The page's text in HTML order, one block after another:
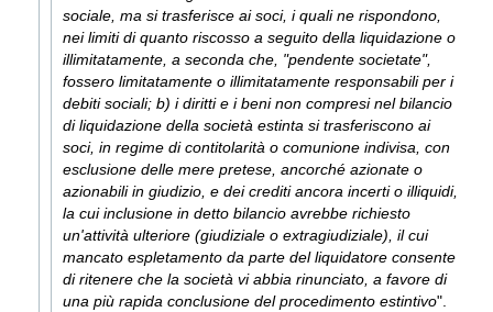
sociale, ma si trasferisce ai soci, i quali ne rispondono,
nei limiti di quanto riscosso a seguito della liquidazione o
illimitatamente, a seconda che, "pendente societate",
fossero limitatamente o illimitatamente responsabili per i
debiti sociali; b) i diritti e i beni non compresi nel bilancio
di liquidazione della società estinta si trasferiscono ai
soci, in regime di contitolarità o comunione indivisa, con
esclusione delle mere pretese, ancorché azionate o
azionabili in giudizio, e dei crediti ancora incerti o illiquidi,
la cui inclusione in detto bilancio avrebbe richiesto
un'attività ulteriore (giudiziale o extragiudiziale), il cui
mancato espletamento da parte del liquidatore consente
di ritenere che la società vi abbia rinunciato, a favore di
una più rapida conclusione del procedimento estintivo".